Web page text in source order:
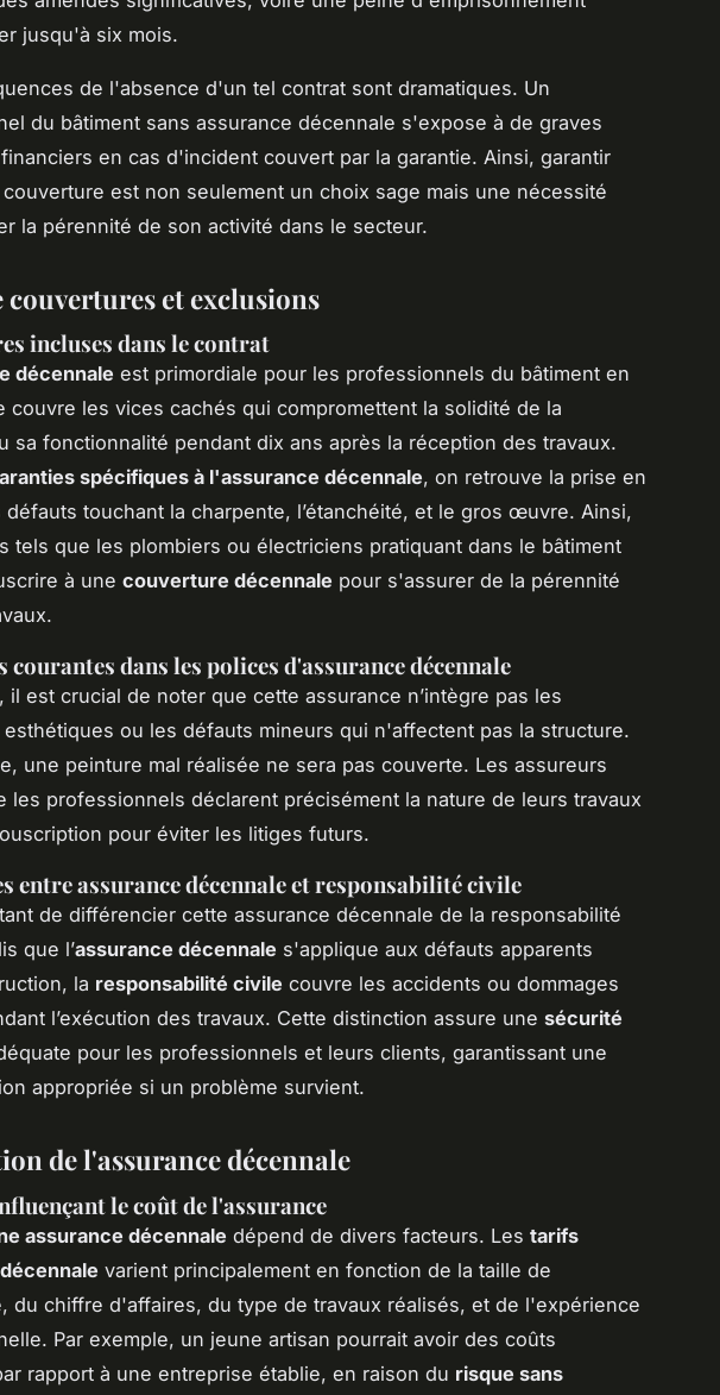
jusqu'à six mois.
de l'absence d'un tel contrat sont dramatiques. Un
du bâtiment sans assurance décennale s'expose à de graves
en cas d'incident couvert par la garantie. Ainsi, garantir
est non seulement un choix sage mais une nécessité
la pérennité de son activité dans le secteur.
couvertures et exclusions
incluses dans le contrat
décennale est primordiale pour les professionnels du bâtiment en
couvre les vices cachés qui compromettent la solidité de la
sa fonctionnalité pendant dix ans après la réception des travaux.
spécifiques à l'assurance décennale, on retrouve la prise en
défauts touchant la charpente, l’étanchéité, et le gros œuvre. Ainsi,
tels que les plombiers ou électriciens pratiquant dans le bâtiment
à une couverture décennale pour s'assurer de la pérennité
courantes dans les polices d'assurance décennale
il est crucial de noter que cette assurance n’intègre pas les
esthétiques ou les défauts mineurs qui n'affectent pas la structure.
une peinture mal réalisée ne sera pas couverte. Les assureurs
les professionnels déclarent précisément la nature de leurs travaux
pour éviter les litiges futurs.
entre assurance décennale et responsabilité civile
de différencier cette assurance décennale de la responsabilité
que l’assurance décennale s'applique aux défauts apparents
la responsabilité civile couvre les accidents ou dommages
l’exécution des travaux. Cette distinction assure une sécurité
pour les professionnels et leurs clients, garantissant une
appropriée si un problème survient.
de l'assurance décennale
le coût de l'assurance
assurance décennale dépend de divers facteurs. Les tarifs
varient principalement en fonction de la taille de
du chiffre d'affaires, du type de travaux réalisés, et de l'expérience
Par exemple, un jeune artisan pourrait avoir des coûts
rapport à une entreprise établie, en raison du risque sans